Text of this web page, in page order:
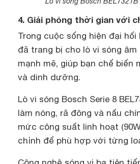
4. Giải phóng thời gian với
Trong cuộc sống hiện đại
đã trang bị cho lò vi sóng âm
mạnh mẽ, giúp bạn chế biến
và dinh dưỡng.
Lò vi sóng Bosch Serie 8
làm nóng, rã đông và nấu
mức công suất linh hoạt
chỉnh để phù hợp với từng